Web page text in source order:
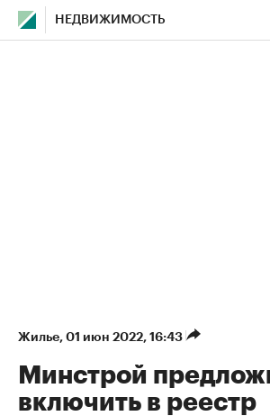
НЕДВИЖИМОСТЬ
Жилье⁠, 01 июн 2022, 16:43
Минстрой
включить в реестр